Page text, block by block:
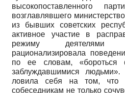
высокопоставленного
возглавлявшего
из бывших советских
активное участие в
режиму деятелями
рационализировала
по ее словам, «бороться
заблуждавшимися
ловила себя на том, что
собеседникам не только